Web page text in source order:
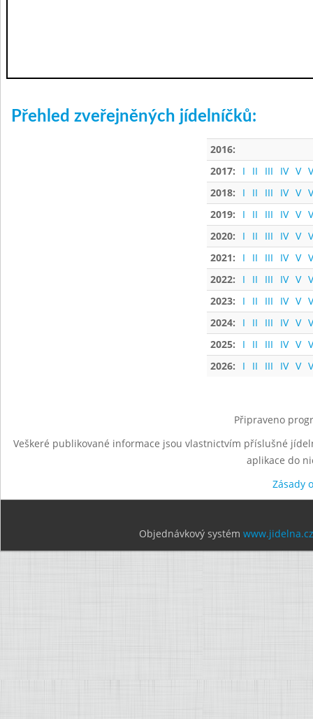
Přehled zveřejněných jídelníčků:
2016:
2017:
I II III IV V
2018:
I II III IV V
2019:
I II III IV V
2020:
I II III IV V
2021:
I II III IV V
2022:
I II III IV V
2023:
I II III IV V
2024:
I II III IV V
2025:
I II III IV V
2026:
I II III IV V
Připraveno
Veškeré publikované informace jsou vlastnictvím příslušné
aplikace do
Zásady
Objednávkový systém www.jidelna.cz